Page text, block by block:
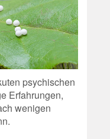
psychischen
Erfahrungen,
wenigen